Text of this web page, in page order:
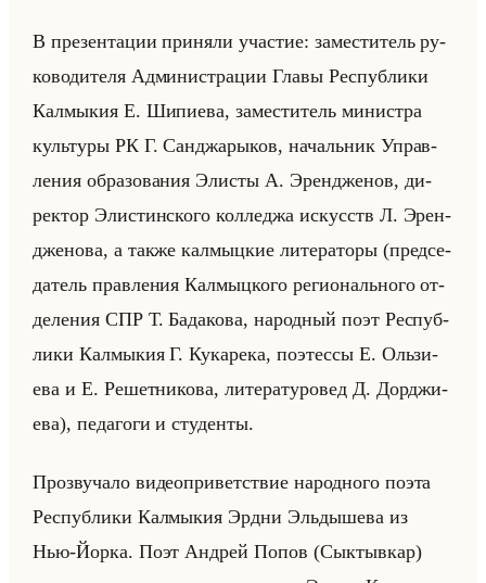
В пре­зен­та­ции при­ня­ли уча­стие: за­ме­сти­тель ру­
ко­во­ди­те­ля Ад­ми­ни­стра­ции Главы Рес­пуб­ли­ки
Кал­мы­кия Е. Ши­пи­ева, за­ме­сти­тель ми­ни­стра
культу­ры РК Г. Сан­джа­ры­ков, на­чальник Управ­
ле­ния об­ра­зо­ва­ния Эли­сты А. Эрен­дже­нов, ди­
рек­тор Эли­стин­ско­го кол­ле­джа ис­кусств Л. Эрен­
дже­но­ва, а также кал­мыц­кие ли­те­ра­то­ры (пред­се­
да­тель прав­ле­ния Кал­мыц­ко­го ре­ги­онально­го от­
де­ле­ния СПР Т. Ба­да­ко­ва, на­род­ный поэт Рес­пуб­
ли­ки Кал­мы­кия Г. Ку­ка­ре­ка, по­этес­сы Е. Ользи­
ева и Е. Ре­шет­ни­ко­ва, ли­те­ра­ту­ро­вед Д. Дор­джи­
ева), пе­да­го­ги и сту­ден­ты.
Про­зву­ча­ло ви­део­при­вет­ствие на­род­но­го поэта
Рес­пуб­ли­ки Кал­мы­кия Эрдни Эльды­ше­ва из
Нью-Йорка. Поэт Ан­дрей Попов (Сык­тыв­кар)